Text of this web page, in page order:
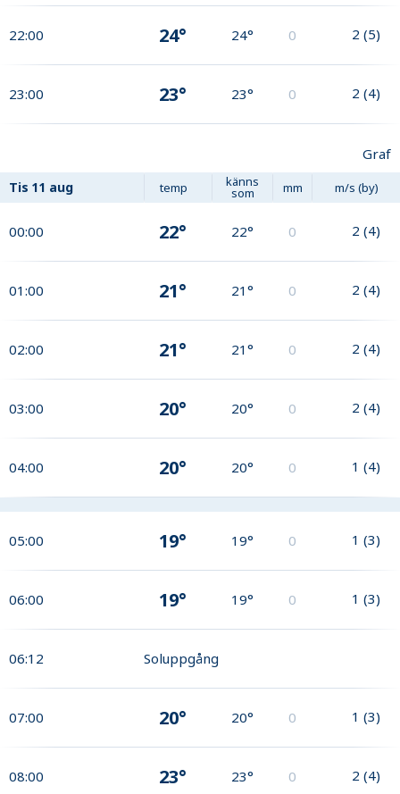
22:00 24° 24° 0 2 (5)
23:00 23° 23° 0 2 (4)
Graf
Tis 11 aug temp känns
som mm m/s (by)
00:00 22° 22° 0 2 (4)
01:00 21° 21° 0 2 (4)
02:00 21° 21° 0 2 (4)
03:00 20° 20° 0 2 (4)
04:00 20° 20° 0 1 (4)
05:00 19° 19° 0 1 (3)
06:00 19° 19° 0 1 (3)
06:12 Soluppgång
07:00 20° 20° 0 1 (3)
08:00 23° 23° 0 2 (4)